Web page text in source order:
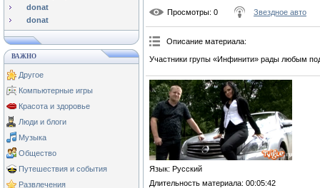
donat
donat
ВАЖНО
Другое
Компьютерные игры
Красота и здоровье
Люди и блоги
Музыка
Общество
Путешествия и события
Развлечения
Просмотры: 0 Звездное авто
Описание материала:
Участники групы «Инфинити» рады любым
Язык: Русский
Длительность материала: 00:05:42